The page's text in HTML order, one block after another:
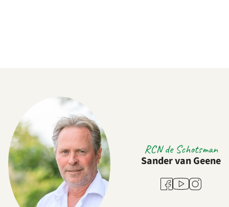
RCN de Schotsman
Sander van Geene
Facebook
YoutubeInstagram